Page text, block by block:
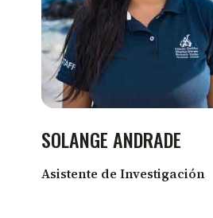
SOLANGE ANDRADE
Asistente de Investigación